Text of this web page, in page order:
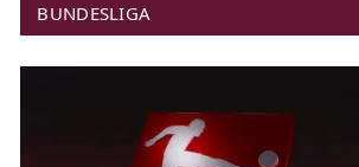
BUNDESLIGA